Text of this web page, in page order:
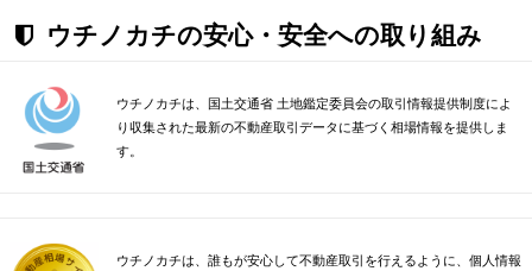
ウチノカチの安心・安全への取り組み
ウチノカチは、国土交通省 土地鑑定委員会の取引情報提供制度によ
り収集された最新の不動産取引データに基づく相場情報を提供しま
す。
ウチノカチは、誰もが安心して不動産取引を行えるように、個人情報